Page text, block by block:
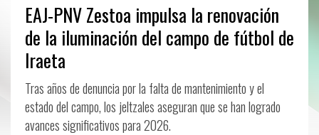
EAJ-PNV Zestoa impulsa la renovación
de la iluminación del campo de fútbol de
Iraeta
Tras años de denuncia por la falta de mantenimiento y el
estado del campo, los jeltzales aseguran que se han logrado
avances significativos para 2026.